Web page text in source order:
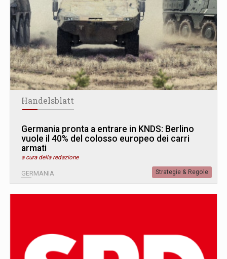
Handelsblatt
Germania pronta a entrare in KNDS: Berlino
vuole il 40% del colosso europeo dei carri
armati
a cura della redazione
GERMANIA Strategie & Regole